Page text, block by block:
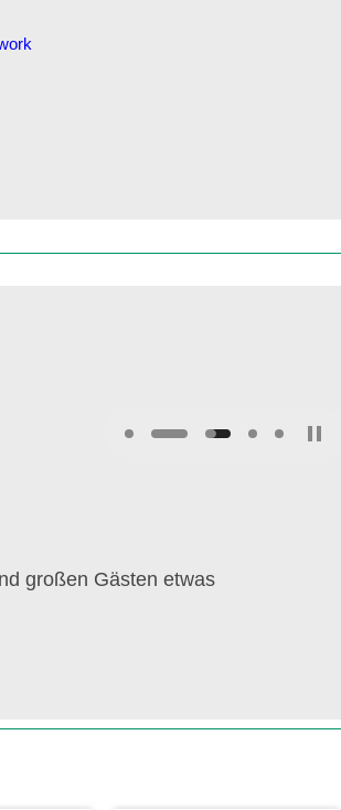
für die Kinder
großen Gästen etwas